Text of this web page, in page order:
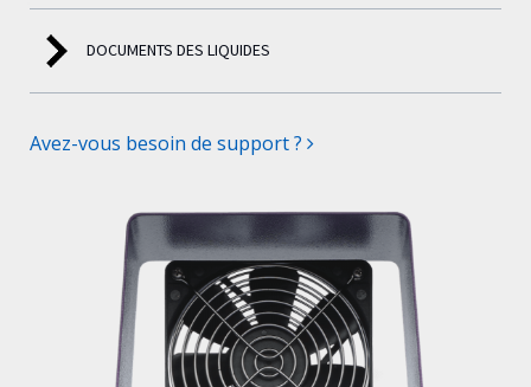
DOCUMENTS DES LIQUIDES
Avez-vous besoin de support ?